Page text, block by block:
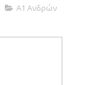
Α1 Ανδρών